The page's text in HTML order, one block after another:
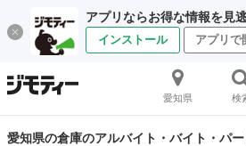
アプリならお得な情報を見
インストール アプリで
愛知県 検
愛知県の倉庫のアルバイト・バイト・パー